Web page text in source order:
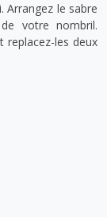
Arrangez le sabre
votre nombril.
replacez-les deux